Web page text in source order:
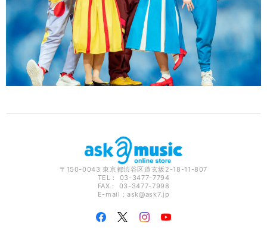
〒150-0043 東京都渋谷区道玄坂2-18-11-807
TEL： 03-3477-7794
FAX： 03-3477-7998
E-mail：ask@ask7.jp